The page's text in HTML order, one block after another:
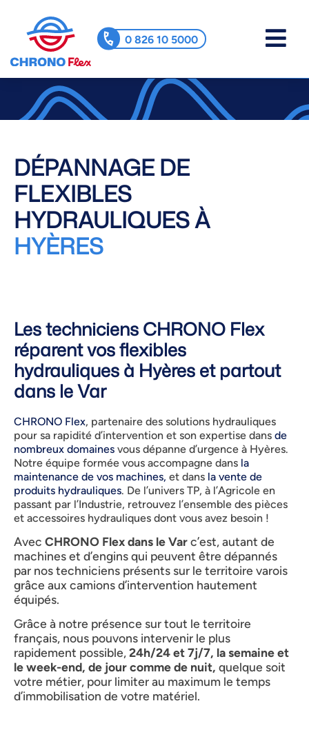
0 826 10 5000
DÉPANNAGE DE
FLEXIBLES
HYDRAULIQUES À
HYÈRES
Les techniciens CHRONO Flex
réparent vos flexibles
hydrauliques à Hyères et partout
dans le Var
CHRONO Flex, partenaire des solutions hydrauliques
pour sa rapidité d’intervention et son expertise dans de
nombreux domaines vous dépanne d’urgence à Hyères.
Notre équipe formée vous accompagne dans la
maintenance de vos machines, et dans la vente de
produits hydrauliques. De l’univers TP, à l’Agricole en
passant par l’Industrie, retrouvez l’ensemble des pièces
et accessoires hydrauliques dont vous avez besoin !
Avec CHRONO Flex dans le Varc’est, autant de
machines et d’engins qui peuvent être dépannés
par nos techniciens présents sur le territoire varois
grâce aux camions d’intervention hautement
équipés.
Grâce à notre présence sur tout le territoire
français, nous pouvons intervenir le plus
rapidement possible,24h/24 et 7j/7, la semaine et
le week-end, de jour comme de nuit, quelque soit
votre métier, pour limiter au maximum le temps
d’immobilisation de votre matériel.